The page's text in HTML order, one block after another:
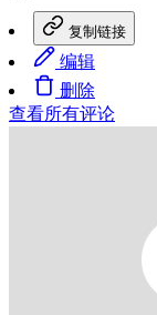
复制链接
编辑
删除
查看所有评论